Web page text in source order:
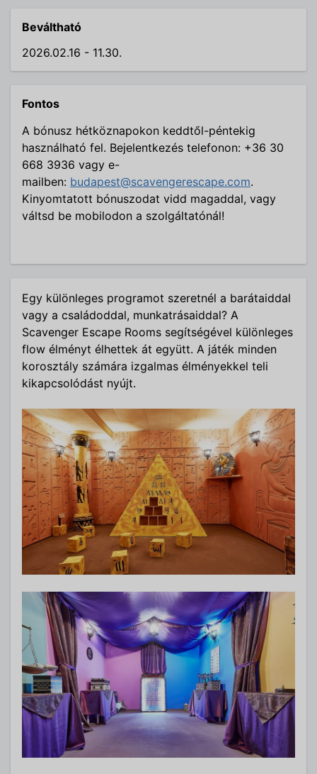
Beváltható
2026.02.16 - 11.30.
Fontos
A bónusz hétköznapokon keddtől-péntekig
használható fel. Bejelentkezés telefonon: +36 30
668 3936 vagy e-
mailben: budapest@scavengerescape.com.
Kinyomtatott bónuszodat vidd magaddal, vagy
váltsd be mobilodon a szolgáltatónál!
Egy különleges programot szeretnél a barátaiddal
vagy a családoddal, munkatrásaiddal? A
Scavenger Escape Rooms segítségével különleges
flow élményt élhettek át együtt. A játék minden
korosztály számára izgalmas élményekkel teli
kikapcsolódást nyújt.